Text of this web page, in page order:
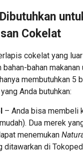
Cokelat
cokelat yang
bahan
membutuhkan 5
Anda butuhkan:
– Anda bisa membeli
Dua merek
menemukan
ditawarkan di